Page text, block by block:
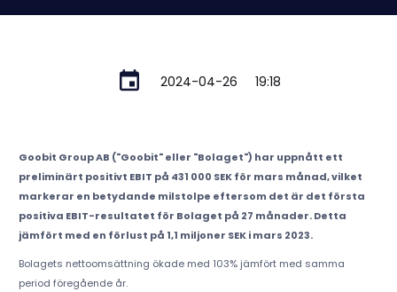
2024-04-26 19:18
Goobit Group AB ("Goobit" eller "Bolaget") har uppnått ett
preliminärt positivt EBIT på 431 000 SEK för mars månad, vilket
markerar en betydande milstolpe eftersom det är det första
positiva EBIT-resultatet för Bolaget på 27 månader. Detta
jämfört med en förlust på 1,1 miljoner SEK i mars 2023.
Bolagets nettoomsättning ökade med 103% jämfört med samma
period föregående år.